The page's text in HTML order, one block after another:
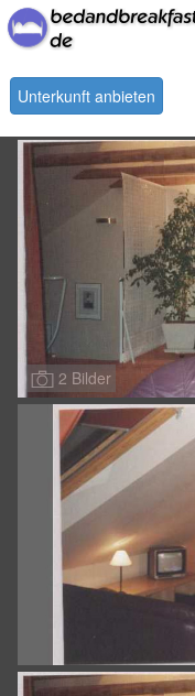
Unterkunft anbieten
2 Bilder